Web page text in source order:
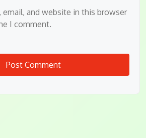
email, and website in this browser
I comment.